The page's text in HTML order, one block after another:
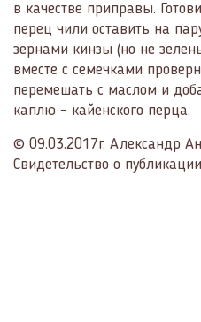
в качестве приправы.
перец чили оставить на
зернами кинзы (но не
вместе с семечками
перемешать с маслом и
каплю – кайенского перца.
© 09.03.2017г. Александр
Свидетельство о